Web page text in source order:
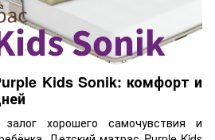
Kids Sonik: комфорт и
хорошего самочувствия и